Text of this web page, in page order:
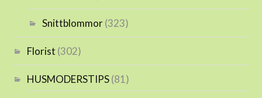
Snittblommor(323)
Florist (302)
HUSMODERSTIPS(81)